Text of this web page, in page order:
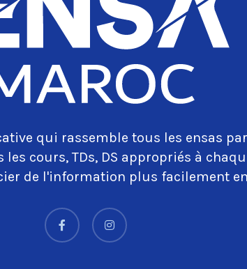
qui rassemble tous les ensas
cours, TDs, DS appropriés à
de l'information plus facilement